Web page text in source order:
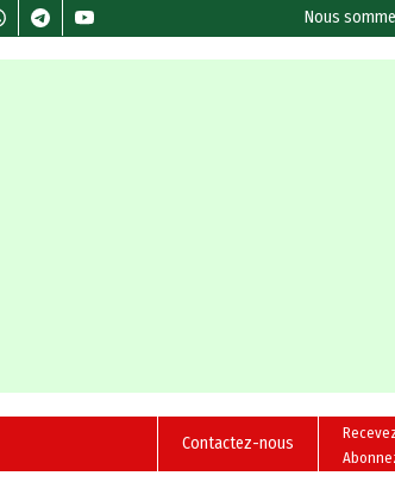
Nous
Contactez-nous